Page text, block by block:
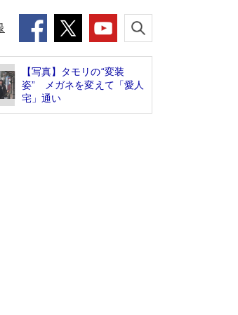
【写真】タモリの“変装
姿” メガネを変えて「愛人
宅」通い